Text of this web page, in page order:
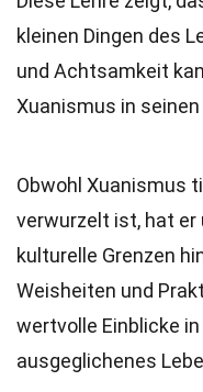
kleinen Dingen des
und Achtsamkeit
Xuanismus in
Obwohl Xuanismus
verwurzelt ist, hat er
kulturelle Grenzen
Weisheiten und
wertvolle Einblicke
ausgeglichenes